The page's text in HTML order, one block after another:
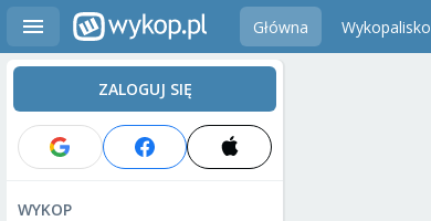
Główna Wykopalisko
ZALOGUJ SIĘ
WYKOP